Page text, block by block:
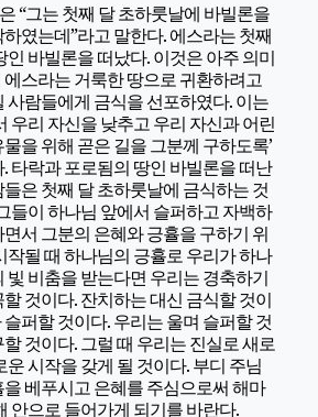
“그는 첫째 달 초하룻날에 바빌론을
였는데”라고 말한다. 에스라는 첫째
인 바빌론을 떠났다. 이것은 아주 의미
에스라는 거룩한 땅으로 귀환하려고
사람들에게 금식을 선포하였다. 이는
우리 자신을 낮추고 우리 자신과 어린
을 위해 곧은 길을 그분께 구하도록’
타락과 포로됨의 땅인 바빌론을 떠난
은 첫째 달 초하룻날에 금식하는 것
들이 하나님 앞에서 슬퍼하고 자백하
서 그분의 은혜와 긍휼을 구하기 위
작될 때 하나님의 긍휼로 우리가 하나
빛 비춤을 받는다면 우리는 경축하기
것이다. 잔치하는 대신 금식할 것이
퍼할 것이다. 우리는 울며 슬퍼할 것
것이다. 그럴 때 우리는 진실로 새로
운 시작을 갖게 될 것이다. 부디 주님
베푸시고 은혜를 주심으로써 해마
안으로 들어가게 되기를 바란다.